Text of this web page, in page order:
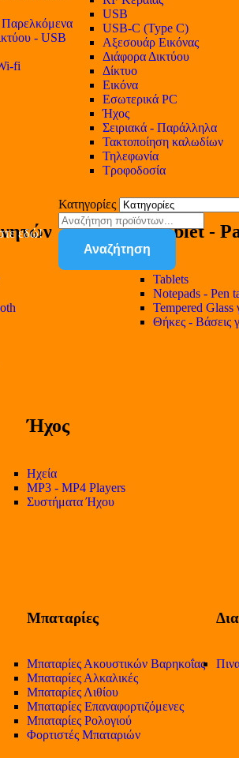
Παρελκόμενα
- USB
fi
USB
USB-C (Type C)
Αξεσουάρ Εικόνας
Διάφορα Δικτύου
Δίκτυο
Εικόνα
Εσωτερικά PC
Ήχος
Σειριακά - Παράλληλα
Τακτοποίηση καλωδίων
Τηλεφωνία
Τροφοδοσία
Tablet -
Tablets
Notepads - Pen
Tempered Glass
Θήκες - Βάσεις
Ήχος
Ηχεία
MP3 - MP4 Players
Συστήματα Ήχου
Μπαταρίες
Μπαταρίες Ακουστικών Βαρηκοΐας
Μπαταρίες Αλκαλικές
Μπαταρίες Λιθίου
Μπαταρίες Επαναφορτιζόμενες
Μπαταρίες Ρολογιού
Φορτιστές Μπαταριών
εδώ!
Κατηγορίες
Αναζήτηση